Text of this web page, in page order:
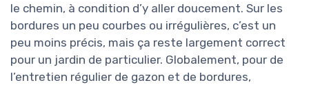
le chemin, à condition d’y aller doucement. Sur les
bordures un peu courbes ou irrégulières, c’est un
peu moins précis, mais ça reste largement correct
pour un jardin de particulier. Globalement, pour de
l’entretien régulier de gazon et de bordures,